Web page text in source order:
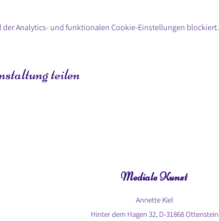
der Analytics- und funktionalen Cookie-Einstellungen blockiert.
teilen
Mediale Kunst
Annette Kiel
Hinter dem Hagen 32, D-31868 Ottenstein